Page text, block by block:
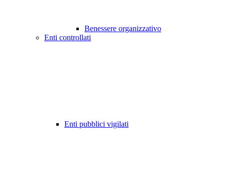
Benessere organizzativo
Enti controllati
Enti pubblici vigilati